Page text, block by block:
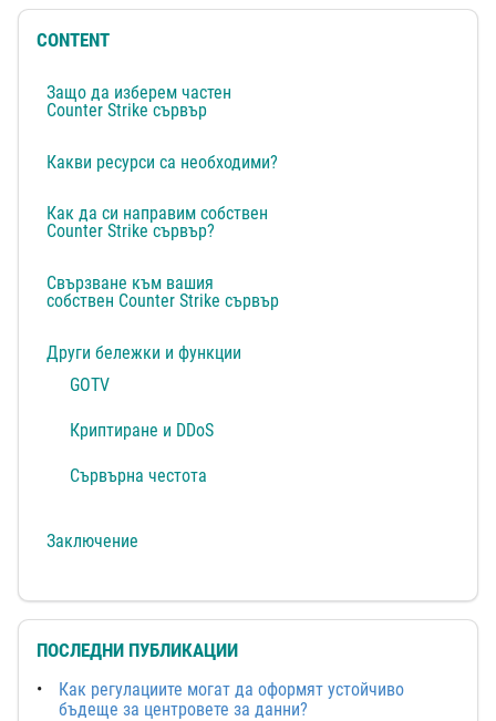
CONTENT
Защо да изберем частен
Counter Strike сървър
Какви ресурси са необходими?
Как да си направим собствен
Counter Strike сървър?
Свързване към вашия
собствен Counter Strike сървър
Други бележки и функции
GOTV
Криптиране и DDoS
Сървърна честота
Заключение
ПОСЛЕДНИ ПУБЛИКАЦИИ
Как регулациите могат да оформят устойчиво
бъдеще за центровете за данни?